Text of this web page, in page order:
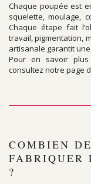
Chaque poupée est
squelette, moulage,
Chaque étape fait
travail, pigmentation,
artisanale garantit
Pour en savoir
consultez notre page
COMBIEN
FABRIQUER
?